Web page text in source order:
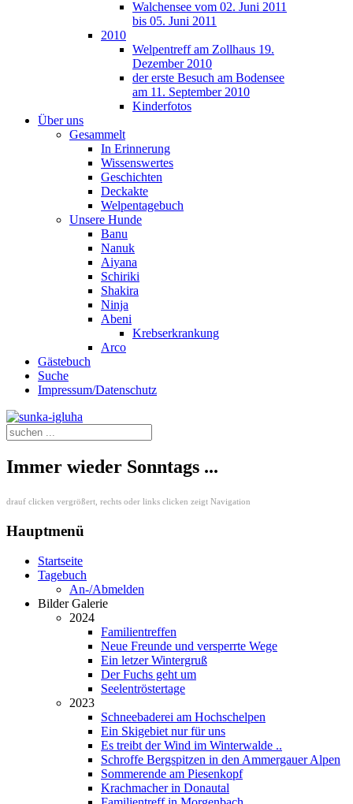
Walchensee vom 02. Juni 2011
bis 05. Juni 2011
2010
Welpentreff am Zollhaus 19.
Dezember 2010
der erste Besuch am Bodensee
am 11. September 2010
Kinderfotos
Über uns
Gesammelt
In Erinnerung
Wissenswertes
Geschichten
Deckakte
Welpentagebuch
Unsere Hunde
Banu
Nanuk
Aiyana
Schiriki
Shakira
Ninja
Abeni
Krebserkrankung
Arco
Gästebuch
Suche
Impressum/Datenschutz
Immer wieder Sonntags ...
drauf clicken vergrößert, rechts oder links clicken zeigt Navigation
Hauptmenü
Startseite
Tagebuch
An-/Abmelden
Bilder Galerie
2024
Familientreffen
Neue Freunde und versperrte Wege
Ein letzer Wintergruß
Der Fuchs geht um
Seelentröstertage
2023
Schneebaderei am Hochschelpen
Ein Skigebiet nur für uns
Es treibt der Wind im Winterwalde ..
Schroffe Bergspitzen in den Ammergauer Alpen
Sommerende am Piesenkopf
Krachmacher in Donautal